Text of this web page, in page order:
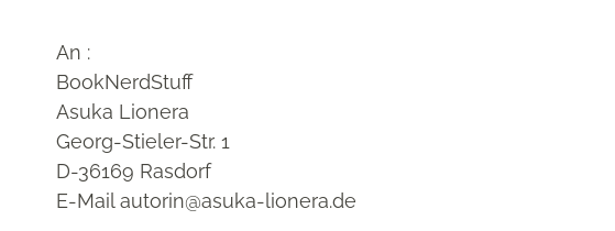
An :
BookNerdStuff
Asuka Lionera
Georg-Stieler-Str. 1
D-36169 Rasdorf
E-Mail autorin@asuka-lionera.de